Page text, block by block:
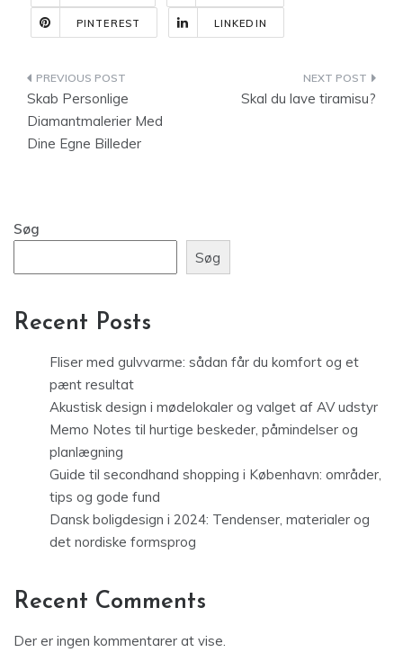
PINTEREST LINKEDIN
Indlægsnavigation
Skab Personlige
Diamantmalerier Med
Dine Egne Billeder
Skal du lave tiramisu?
Søg
Søg
Recent Posts
Fliser med gulvvarme: sådan får du komfort og et
pænt resultat
Akustisk design i mødelokaler og valget af AV udstyr
Memo Notes til hurtige beskeder, påmindelser og
planlægning
Guide til secondhand shopping i København: områder,
tips og gode fund
Dansk boligdesign i 2024: Tendenser, materialer og
det nordiske formsprog
Recent Comments
Der er ingen kommentarer at vise.